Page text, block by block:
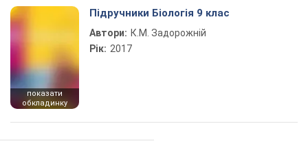
показати
обкладинку
Підручники Біологія 9 клас
Автори: К.М. Задорожній
Рік: 2017